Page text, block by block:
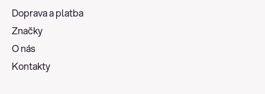
Doprava a platba
Značky
O nás
Kontakty